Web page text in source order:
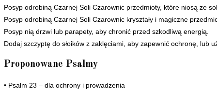
Posyp odrobiną Czarnej Soli Czarownic przedmioty, które niosą ze
Posyp odrobiną Czarnej Soli Czarownic kryształy i magiczne
Posyp nią drzwi lub parapety, aby chronić przed szkodliwą energią.
Dodaj szczyptę do słoików z zaklęciami, aby zapewnić ochronę,
Proponowane Psalmy
• Psalm 23 – dla ochrony i prowadzenia